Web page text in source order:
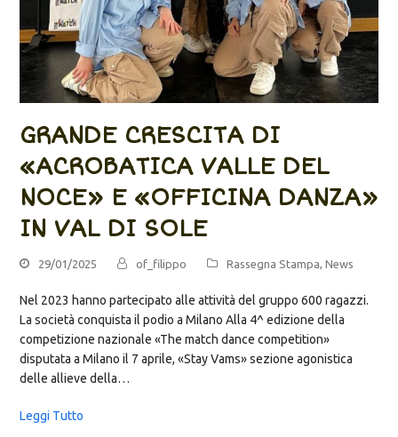
GRANDE CRESCITA DI
«ACROBATICA VALLE DEL
NOCE» E «OFFICINA DANZA»
IN VAL DI SOLE
29/01/2025 of_filippo Rassegna Stampa,News
Nel 2023 hanno partecipato alle attività del gruppo 600 ragazzi.
La società conquista il podio a Milano Alla 4^ edizione della
competizione nazionale «The match dance competition»
disputata a Milano il 7 aprile, «Stay Vams» sezione agonistica
delle allieve della…
Leggi Tutto